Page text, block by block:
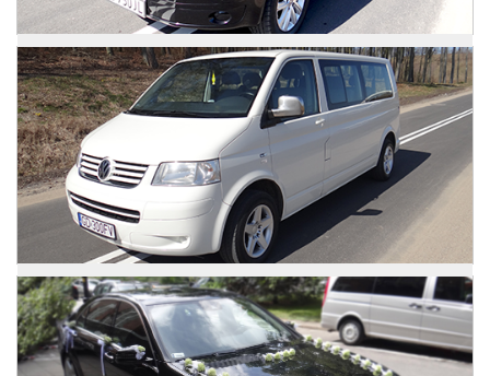
VW Caravelle
VW Caravelle
Zdjęcia